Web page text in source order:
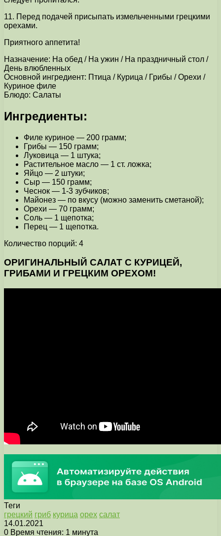
11. Перед подачей присыпать измельченными грецкими
орехами.
Приятного аппетита!
Назначение: На обед / На ужин / На праздничный стол /
День влюбленных
Основной ингредиент: Птица / Курица / Грибы / Орехи /
Куриное филе
Блюдо: Салаты
Ингредиенты:
Филе куриное — 200 грамм;
Грибы — 150 грамм;
Луковица — 1 штука;
Растительное масло — 1 ст. ложка;
Яйцо — 2 штуки;
Сыр — 150 грамм;
Чеснок — 1-3 зубчиков;
Майонез — по вкусу (можно заменить сметаной);
Орехи — 70 грамм;
Соль — 1 щепотка;
Перец — 1 щепотка.
Количество порций: 4
ОРИГИНАЛЬНЫЙ САЛАТ С КУРИЦЕЙ,
ГРИБАМИ И ГРЕЦКИМ ОРЕХОМ!
Теги
грецкий гриб курица орех салат
14.01.2021
0 Время чтения: 1 минута